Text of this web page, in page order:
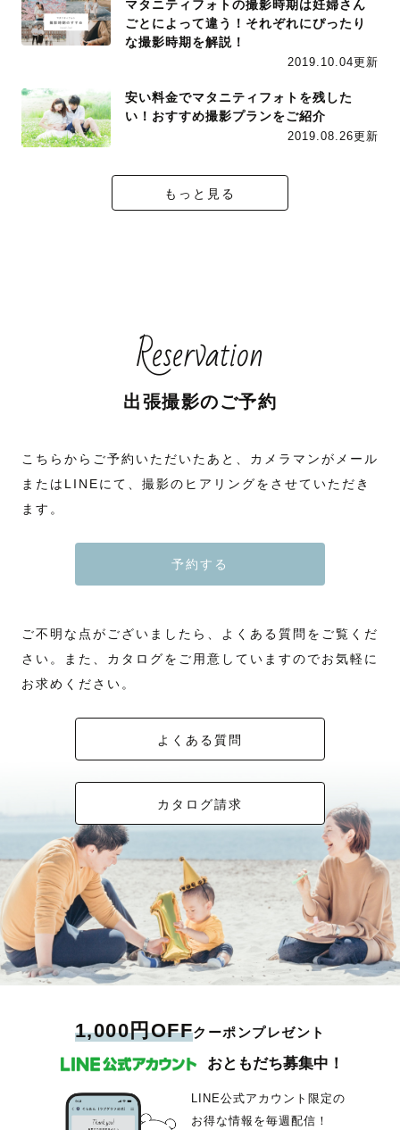
マタニティフォトの撮影時期は妊婦さん
ごとによって違う！それぞれにぴったり
な撮影時期を解説！
2019.10.04更新
安い料金でマタニティフォトを残した
い！おすすめ撮影プランをご紹介
2019.08.26更新
もっと見る
Reservation
出張撮影のご予約
こちらからご予約いただいたあと、カメラマンがメール
またはLINEにて、撮影のヒアリングをさせていただき
ます。
予約する
ご不明な点がございましたら、よくある質問をご覧くだ
さい。また、カタログをご用意していますのでお気軽に
お求めください。
よくある質問
カタログ請求
1,000円OFFクーポンプレゼント
おともだち募集中！
LINE公式アカウント限定の
お得な情報を毎週配信！